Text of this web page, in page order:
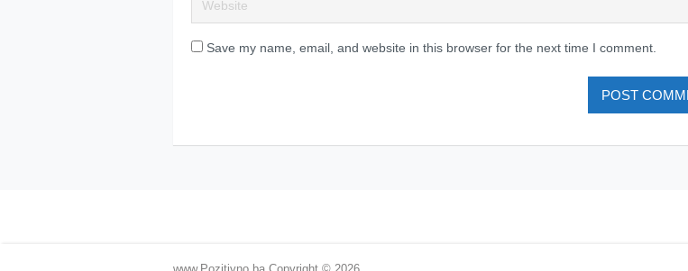
Save my name, email, and website in this browser for the next time I comment.